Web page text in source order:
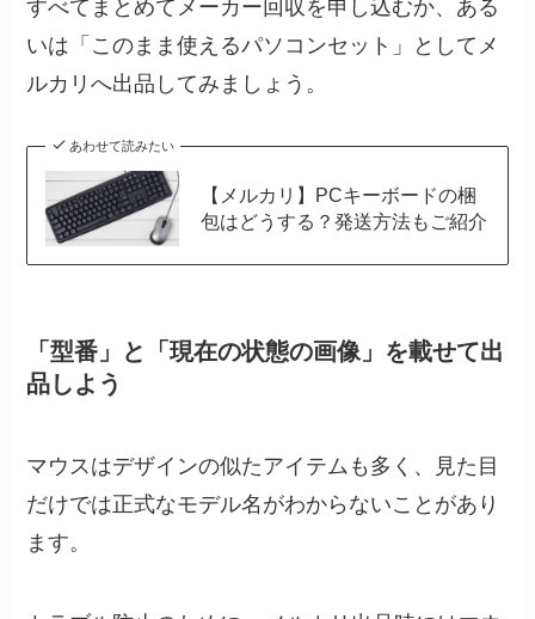
すべてまとめてメーカー回収を申し込むか、ある
いは「このまま使えるパソコンセット」としてメ
ルカリへ出品してみましょう。
あわせて読みたい
【メルカリ】PCキーボードの梱
包はどうする？発送方法もご紹介
「型番」と「現在の状態の画像」を載せて出
品しよう
マウスはデザインの似たアイテムも多く、見た目
だけでは正式なモデル名がわからないことがあり
ます。